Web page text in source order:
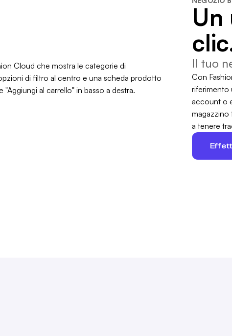
Un
Il tuo
Con
riferimento
account o
magazzino
a tenere